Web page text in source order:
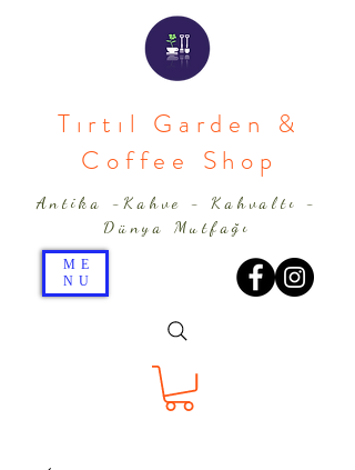
Tırtıl Garden &
Coffee Shop
ME
NU
Antika -Kahve - Kahvaltı -
Dünya Mutfağı